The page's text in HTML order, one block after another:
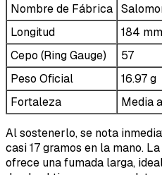
Nombre de Fábrica
Longitud
184
Cepo (Ring Gauge)
57
Peso Oficial
16.97 g
Fortaleza
Media
Al sostenerlo, se nota
casi 17 gramos en la mano.
ofrece una fumada larga,